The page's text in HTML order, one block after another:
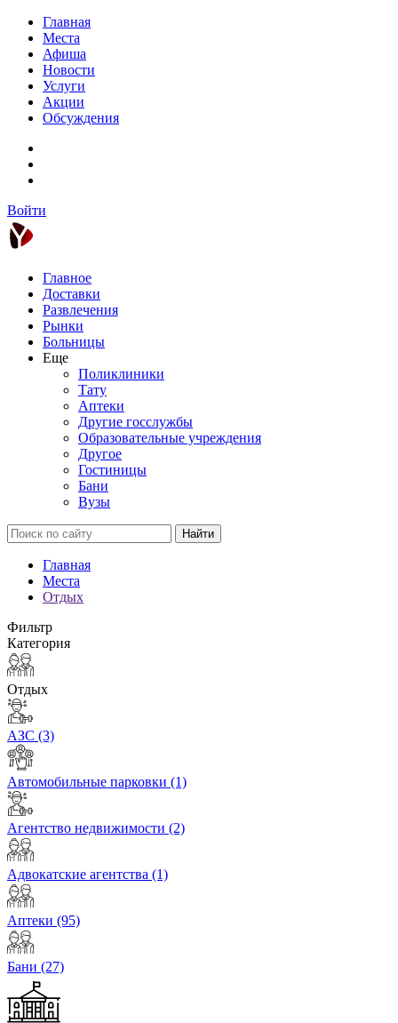
Главная
Места
Афиша
Новости
Услуги
Акции
Обсуждения
Войти
Главное
Доставки
Развлечения
Рынки
Больницы
Еще
Поликлиники
Тату
Аптеки
Другие госслужбы
Образовательные учреждения
Другое
Гостиницы
Бани
Вузы
Найти
Главная
Места
Отдых
Фильтр
Категория
Отдых
АЗС (3)
Автомобильные парковки (1)
Агентство недвижимости (2)
Адвокатские агентства (1)
Аптеки (95)
Бани (27)